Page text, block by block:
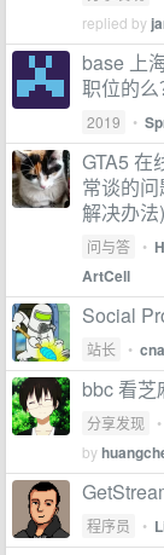
replied by
base 上
职位的
2019 •
GTA5 在
常谈的
解决办法)
问与答 •
ArtCell
Social
站长 •
bbc 看
分享发现 •
by
程序员 •